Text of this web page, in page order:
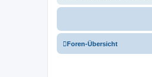
Foren-Übersicht